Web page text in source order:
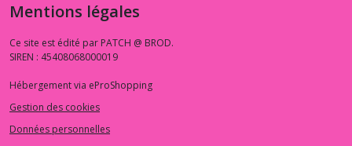
Mentions légales
Ce site est édité par PATCH @ BROD.
SIREN : 45408068000019
Hébergement via eProShopping
Gestion des cookies
Données personnelles